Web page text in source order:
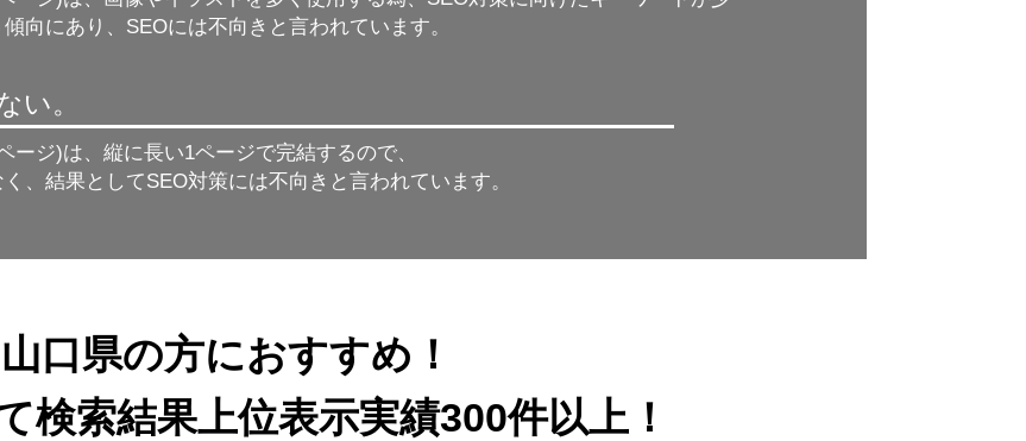
向にあり、SEOには不向きと言われています。
い。
ージ)は、縦に長い1ページで完結するので、
、結果としてSEO対策には不向きと言われています。
山口県の方におすすめ！
検索結果上位表示実績300件以上！